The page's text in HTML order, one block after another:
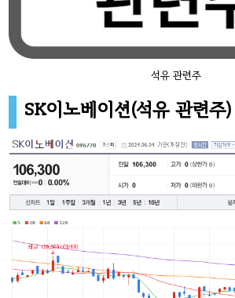
석유 관련주
SK이노베이션(석유 관련주)